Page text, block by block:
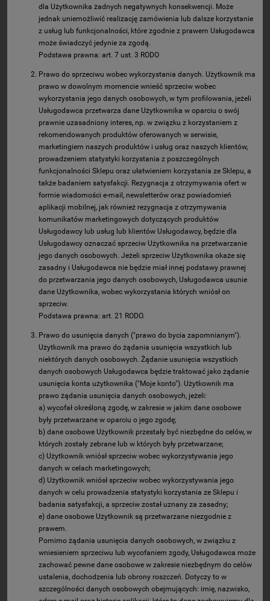
dla Użytkownika żadnych negatywnych konsekwencji. Może
jednak uniemożliwić realizację zamówienia lub dalsze korzystanie
z usług lub funkcjonalności, które zgodnie z prawem Usługodawca
może świadczyć jedynie za zgodą.
Podstawa prawna: art. 7 ust. 3 RODO
Prawo do sprzeciwu wobec wykorzystania danych. Użytkownik ma
prawo w dowolnym momencie wnieść sprzeciw wobec
wykorzystania jego danych osobowych, w tym profilowania, jeżeli
Usługodawca przetwarza dane Użytkownika w oparciu o swój
prawnie uzasadniony interes, np. w związku z korzystaniem z
rekomendowanych produktów oferowanych w serwisie,
marketingiem naszych produktów i usług oraz naszych klientów,
prowadzeniem statystyki korzystania z poszczególnych
funkcjonalności Sklepu oraz ułatwieniem korzystania ze Sklepu, a
także badaniem satysfakcji. Rezygnacja z otrzymywania ofert w
formie wiadomości e-mail, newsletterów oraz powiadomień
aplikacji mobilnej, jak również rezygnacja z otrzymywania
komunikatów marketingowych dotyczących produktów
Usługodawcy lub usług lub klientów Usługodawcy, będzie dla
Usługodawcy oznaczać sprzeciw Użytkownika na przetwarzanie
jego danych osobowych. Jeżeli sprzeciw Użytkownika okaże się
zasadny i Usługodawca nie będzie miał innej podstawy prawnej
do przetwarzania jego danych osobowych, Usługodawca usunie
dane Użytkownika, wobec wykorzystania których wniósł on
sprzeciw.
Podstawa prawna: art. 21 RODO.
Prawo do usunięcia danych ("prawo do bycia zapomnianym").
Użytkownik ma prawo do żądania usunięcia wszystkich lub
niektórych danych osobowych. Żądanie usunięcia wszystkich
danych osobowych Usługodawca będzie traktować jako żądanie
usunięcia konta użytkownika ("Moje konto"). Użytkownik ma
prawo żądania usunięcia danych osobowych, jeżeli:
a) wycofał określoną zgodę, w zakresie w jakim dane osobowe
były przetwarzane w oparciu o jego zgodę;
b) dane osobowe Użytkownik przestały być niezbędne do celów, w
których zostały zebrane lub w których były przetwarzane;
c) Użytkownik wniósł sprzeciw wobec wykorzystywania jego
danych w celach marketingowych;
d) Użytkownik wniósł sprzeciw wobec wykorzystywania jego
danych w celu prowadzenia statystyki korzystania ze Sklepu i
badania satysfakcji, a sprzeciw został uznany za zasadny;
e) dane osobowe Użytkownik są przetwarzane niezgodnie z
prawem.
Pomimo żądania usunięcia danych osobowych, w związku z
wniesieniem sprzeciwu lub wycofaniem zgody, Usługodawca może
zachować pewne dane osobowe w zakresie niezbędnym do celów
ustalenia, dochodzenia lub obrony roszczeń. Dotyczy to w
szczególności danych osobowych obejmujących: imię, nazwisko,